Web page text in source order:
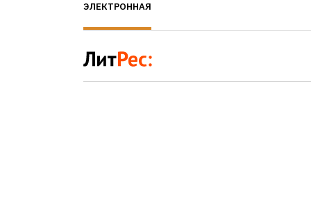
ЭЛЕКТРОННАЯ